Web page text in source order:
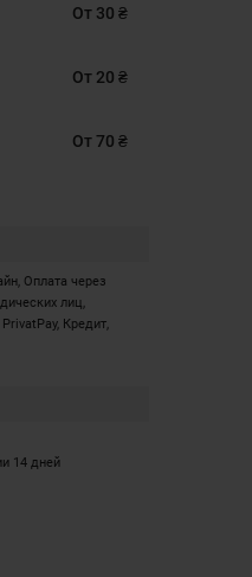
От 30 ₴
От 20 ₴
От 70 ₴
Оплата через
лиц,
Кредит,
14 дней